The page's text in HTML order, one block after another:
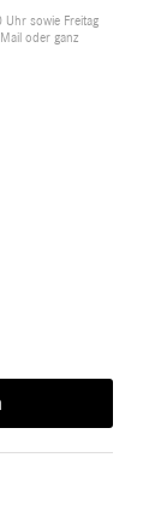
sowie Freitag
oder ganz